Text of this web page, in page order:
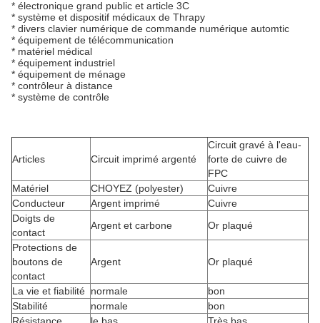
* électronique grand public et article 3C
* système et dispositif médicaux de Thrapy
* divers clavier numérique de commande numérique automtic
* équipement de télécommunication
* matériel médical
* équipement industriel
* équipement de ménage
* contrôleur à distance
* système de contrôle
Articles Circuit imprimé argenté
Circuit gravé à l'eau-
forte de cuivre de
FPC
Matériel
CHOYEZ (polyester)
Cuivre
Conducteur
Argent imprimé
Cuivre
Doigts de
contact
Argent et carbone
Or plaqué
Protections de
boutons de
contact
Argent Or plaqué
La vie et fiabilité normale
bon
Stabilité
normale
bon